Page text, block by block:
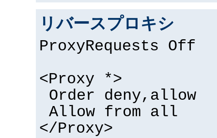
リバースプロキシ
ProxyRequests Off
<Proxy *>
Order deny,allow
Allow from all
</Proxy>